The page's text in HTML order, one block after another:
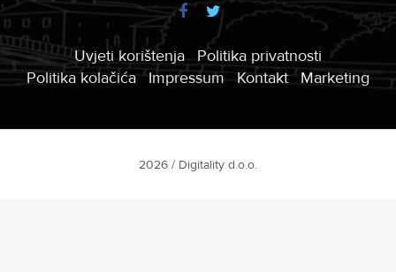
Uvjeti korištenja
Politika privatnosti
Politika kolačića
Impressum Kontakt Marketing
2026 / Digitality d.o.o.